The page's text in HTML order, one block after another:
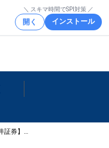
＼ スキマ時間でSPI対策 ／
開く インストール
【松井証券】新卒で就職するためには？採用フローや選考対策を徹底解説！